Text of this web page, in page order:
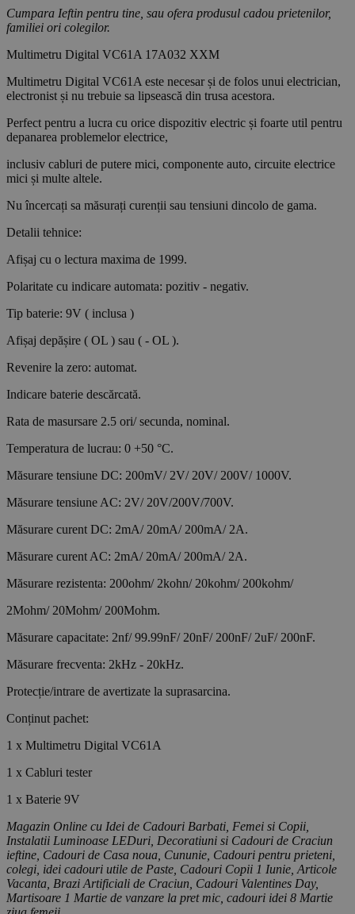
Cumpara Ieftin pentru tine, sau ofera produsul cadou prietenilor,
familiei ori colegilor.
Multimetru Digital VC61A 17A032 XXM
Multimetru Digital VC61A este necesar și de folos unui electrician,
electronist și nu trebuie sa lipsească din trusa acestora.
Perfect pentru a lucra cu orice dispozitiv electric și foarte util pentru
depanarea problemelor electrice,
inclusiv cabluri de putere mici, componente auto, circuite electrice
mici și multe altele.
Nu încercați sa măsurați curenții sau tensiuni dincolo de gama.
Detalii tehnice:
Afișaj cu o lectura maxima de 1999.
Polaritate cu indicare automata: pozitiv - negativ.
Tip baterie: 9V ( inclusa )
Afișaj depășire ( OL ) sau ( - OL ).
Revenire la zero: automat.
Indicare baterie descărcată.
Rata de masursare 2.5 ori/ secunda, nominal.
Temperatura de lucrau: 0 +50 °C.
Măsurare tensiune DC: 200mV/ 2V/ 20V/ 200V/ 1000V.
Măsurare tensiune AC: 2V/ 20V/200V/700V.
Măsurare curent DC: 2mA/ 20mA/ 200mA/ 2A.
Măsurare curent AC: 2mA/ 20mA/ 200mA/ 2A.
Măsurare rezistenta: 200ohm/ 2kohn/ 20kohm/ 200kohm/
2Mohm/ 20Mohm/ 200Mohm.
Măsurare capacitate: 2nf/ 99.99nF/ 20nF/ 200nF/ 2uF/ 200nF.
Măsurare frecventa: 2kHz - 20kHz.
Protecție/intrare de avertizate la suprasarcina.
Conținut pachet:
1 x Multimetru Digital VC61A
1 x Cabluri tester
1 x Baterie 9V
Magazin Online cu Idei de Cadouri Barbati, Femei si Copii,
Instalatii Luminoase LEDuri, Decoratiuni si Cadouri de Craciun
ieftine, Cadouri de Casa noua, Cununie, Cadouri pentru prieteni,
colegi, idei cadouri utile de Paste, Cadouri Copii 1 Iunie, Articole
Vacanta, Brazi Artificiali de Craciun, Cadouri Valentines Day,
Martisoare 1 Martie de vanzare la pret mic, cadouri idei 8 Martie